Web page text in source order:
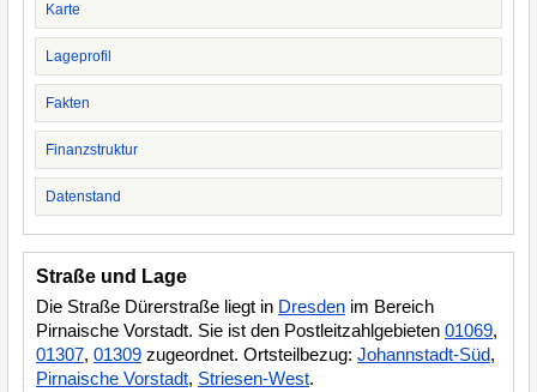
Karte
Lageprofil
Fakten
Finanzstruktur
Datenstand
Straße und Lage
Die Straße Dürerstraße liegt in Dresden im Bereich
Pirnaische Vorstadt. Sie ist den Postleitzahlgebieten 01069,
01307, 01309 zugeordnet. Ortsteilbezug: Johannstadt-Süd,
Pirnaische Vorstadt, Striesen-West.